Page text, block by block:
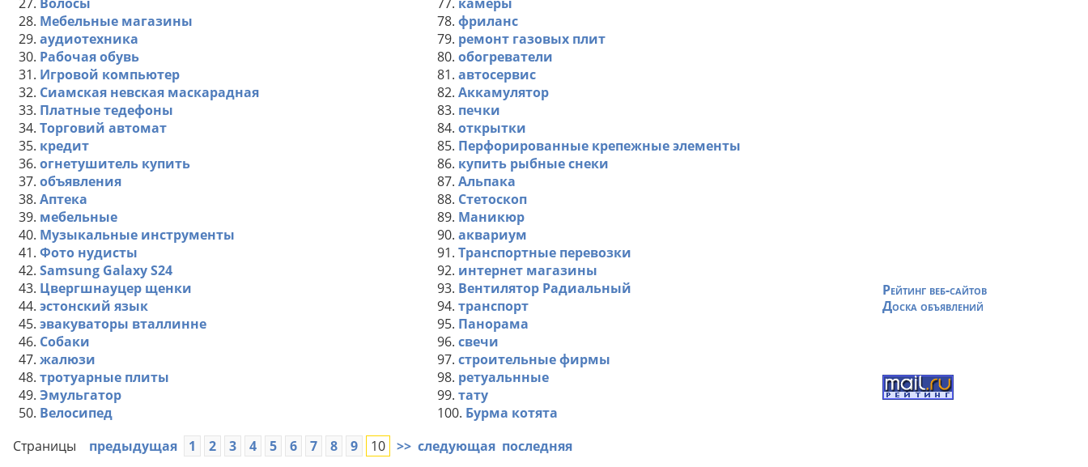
28. Мебельные магазины
29. аудиотехника
30. Рабочая обувь
31. Игровой компьютер
32. Сиамская невская маскарадная
33. Платные тедефоны
34. Торговий автомат
35. кредит
36. огнетушитель купить
37. объявления
38. Аптека
39. мебельные
40. Музыкальные инструменты
41. Фото нудисты
42. Samsung Galaxy S24
43. Цвергшнауцер щенки
44. эстонский язык
45. эвакуваторы вталлинне
46. Собаки
47. жалюзи
48. тротуарные плиты
49. Эмульгатор
50. Велосипед
78. фриланс
79. ремонт газовых плит
80. обогреватели
81. автосервис
82. Аккамулятор
83. печки
84. открытки
85. Перфорированные крепежные элементы
86. купить рыбные снеки
87. Альпака
88. Стетоскоп
89. Маникюр
90. аквариум
91. Транспортные перевозки
92. интернет магазины
93. Вентилятор Радиальный
94. транспорт
95. Панорама
96. свечи
97. строительные фирмы
98. ретуальнные
99. тату
100. Бурма котята
Страницы предыдущая 1 2 3 4 5 6 7 8 9 10 >> следующая последняя
Рейтинг веб-сайтов
Доска объявлений